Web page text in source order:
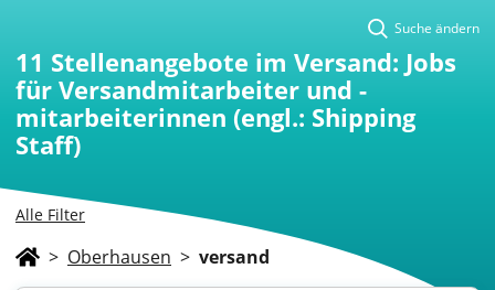
Alle Filter
Suche ändern
11 Stellenangebote im Versand: Jobs
für Versandmitarbeiter und -
mitarbeiterinnen (engl.: Shipping
Staff)
> Oberhausen > versand